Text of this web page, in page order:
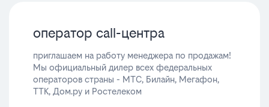
оператор call-центра
приглашаем на работу менеджера по продажам!
Мы официальный дилер всех федеральных
операторов страны - МТС, Билайн, Мегафон,
ТТК, Дом.ру и Ростелеком